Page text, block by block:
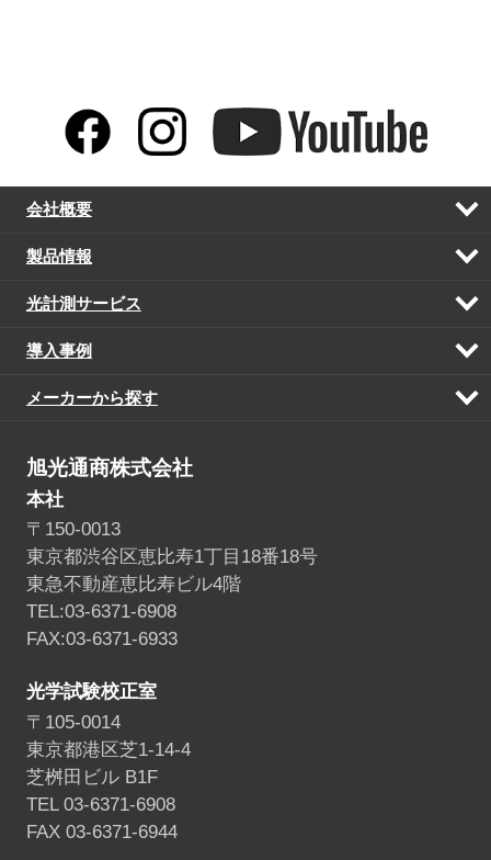
会社概要
開
製品情報
開
光計測サービス
開
導入事例
開
メーカーから探す
開
旭光通商株式会社
本社
〒150-0013
東京都渋谷区恵比寿1丁目18番18号
東急不動産恵比寿ビル4階
TEL:03-6371-6908
FAX:03-6371-6933
光学試験校正室
〒105-0014
東京都港区芝1-14-4
芝桝田ビル B1F
TEL 03-6371-6908
FAX 03-6371-6944